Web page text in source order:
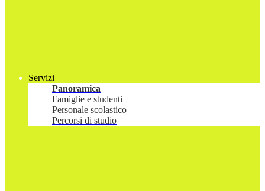
Servizi
Panoramica
Famiglie e studenti
Personale scolastico
Percorsi di studio